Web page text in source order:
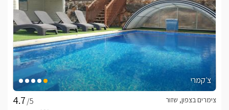
צ׳קמרי
/5
צימרים בצפון, שזור